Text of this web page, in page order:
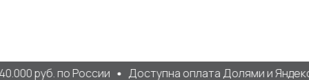
руб. по России Доступна оплата Долями и